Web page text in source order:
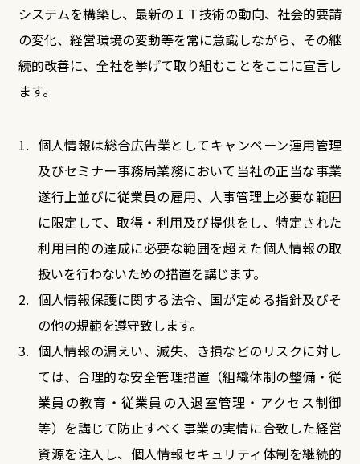
システムを構築し、最新のＩＴ技術の動向、社会的要請
の変化、経営環境の変動等を常に意識しながら、その継
続的改善に、全社を挙げて取り組むことをここに宣言し
ます。
個人情報は総合広告業としてキャンペーン運用管理
及びセミナー事務局業務において当社の正当な事業
遂行上並びに従業員の雇用、人事管理上必要な範囲
に限定して、取得・利用及び提供をし、特定された
利用目的の達成に必要な範囲を超えた個人情報の取
扱いを行わないための措置を講じます。
個人情報保護に関する法令、国が定める指針及びそ
の他の規範を遵守致します。
個人情報の漏えい、滅失、き損などのリスクに対し
ては、合理的な安全管理措置（組織体制の整備・従
業員の教育・従業員の入退室管理・アクセス制御
等）を講じて防止すべく事業の実情に合致した経営
資源を注入し、個人情報セキュリティ体制を継続的